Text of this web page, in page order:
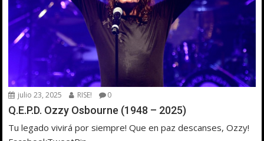
julio 23, 2025 RISE! 0
Q.E.P.D. Ozzy Osbourne (1948 – 2025)
Tu legado vivirá por siempre! Que en paz descanses, Ozzy!